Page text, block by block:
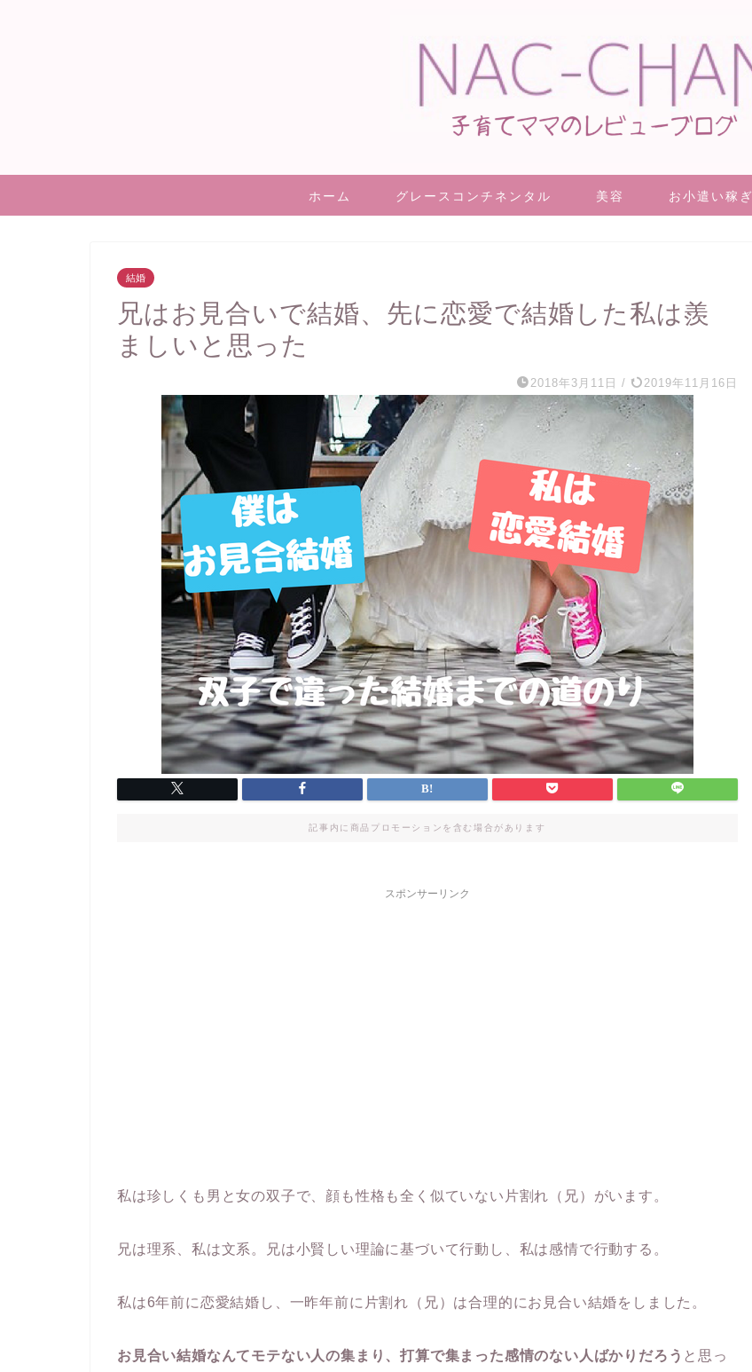
ホーム グレースコンチネンタル 美容 お小遣い稼ぎ
結婚
兄はお見合いで結婚、先に恋愛で結婚した私は羨
ましいと思った
2018年3月11日 / 2019年11月16日
記事内に商品プロモーションを含む場合があります
スポンサーリンク
私は珍しくも男と女の双子で、顔も性格も全く似ていない片割れ（兄）がいます。
兄は理系、私は文系。兄は小賢しい理論に基づいて行動し、私は感情で行動する。
私は6年前に恋愛結婚し、一昨年前に片割れ（兄）は合理的にお見合い結婚をしました。
お見合い結婚なんてモテない人の集まり、打算で集まった感情のない人ばかりだろう と思っ